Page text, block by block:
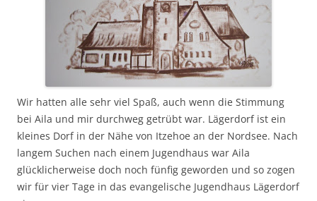
Wir hatten alle sehr viel Spaß, auch wenn die Stimmung
bei Aila und mir durchweg getrübt war. Lägerdorf ist ein
kleines Dorf in der Nähe von Itzehoe an der Nordsee. Nach
langem Suchen nach einem Jugendhaus war Aila
glücklicherweise doch noch fünfig geworden und so zogen
wir für vier Tage in das evangelische Jugendhaus Lägerdorf